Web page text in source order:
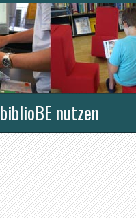
biblioBE nutzen